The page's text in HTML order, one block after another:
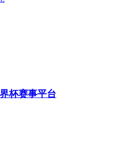
杯赛事平台